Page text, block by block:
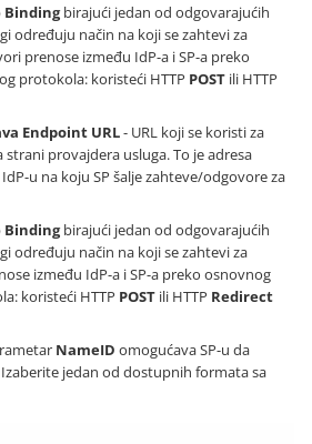
Bindingbirajući jedan od odgovarajućih
određuju način na koji se zahtevi za
prenose između IdP-a i SP-a preko
protokola: koristeći HTTP POST ili HTTP
Endpoint URL- URL koji se koristi za
provajdera usluga. To je adresa
u na koju SP šalje zahteve/odgovore za
Bindingbirajući jedan od odgovarajućih
određuju način na koji se zahtevi za
između IdP-a i SP-a preko osnovnog
koristeći HTTP POST ili HTTP Redirect
NameID omogućava SP-u da
jedan od dostupnih formata sa